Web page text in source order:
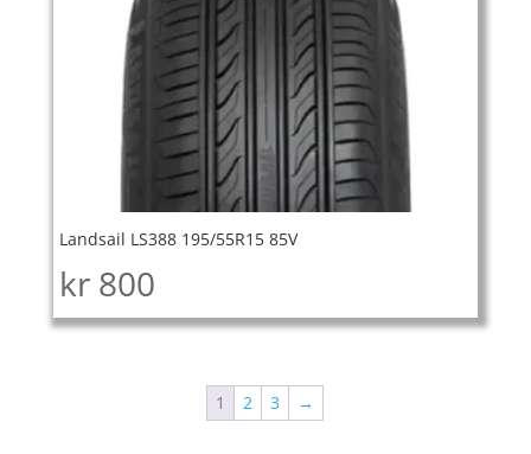
Landsail LS388 195/55R15 85V
kr 800
1 2 3 →